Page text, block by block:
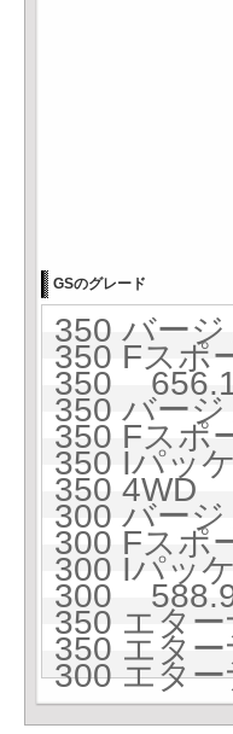
GSのグレード
350 バー
350 Fス
350
350 バー
350 Fス
350 Iパッ
350 4WD
300 バー
300 Fス
300 Iパッ
300
350 エタ
350 エタ
300 エタ